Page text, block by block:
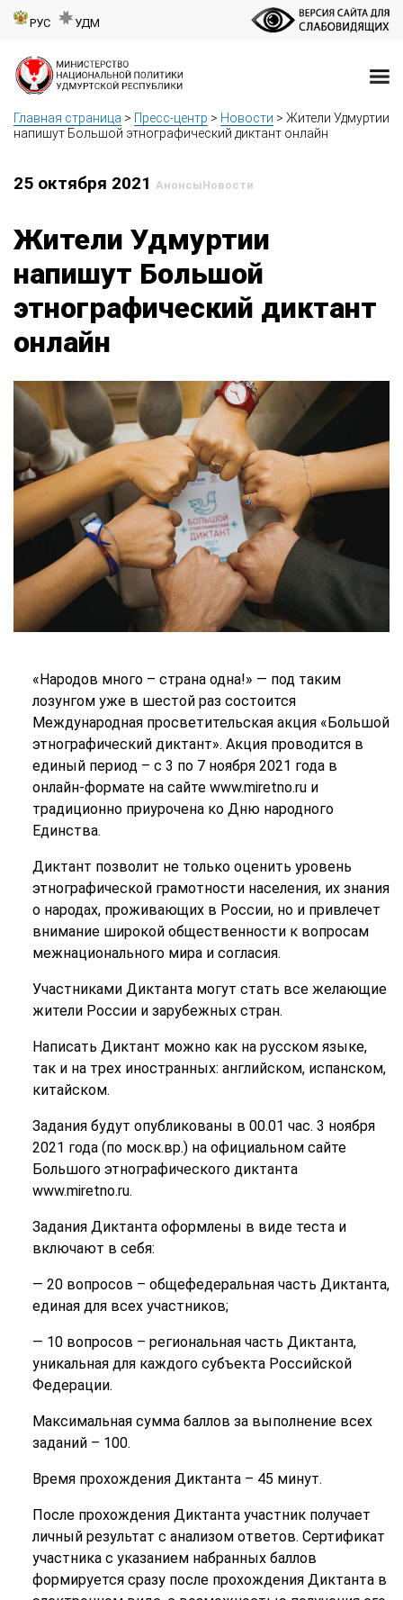
РУС УДМ
Главная страница > Пресс-центр > Новости > Жители Удмуртии
напишут Большой этнографический диктант онлайн
25 октября 2021 АнонсыНовости
Жители Удмуртии
напишут Большой
этнографический диктант
онлайн
«Народов много – страна одна!» — под таким
лозунгом уже в шестой раз состоится
Международная просветительская акция «Большой
этнографический диктант». Акция проводится в
единый период – с 3 по 7 ноября 2021 года в
онлайн-формате на сайте www.miretno.ru и
традиционно приурочена ко Дню народного
Единства.
Диктант позволит не только оценить уровень
этнографической грамотности населения, их знания
о народах, проживающих в России, но и привлечет
внимание широкой общественности к вопросам
межнационального мира и согласия.
Участниками Диктанта могут стать все желающие
жители России и зарубежных стран.
Написать Диктант можно как на русском языке,
так и на трех иностранных: английском, испанском,
китайском.
Задания будут опубликованы в 00.01 час. 3 ноября
2021 года (по моск.вр.) на официальном сайте
Большого этнографического диктанта
www.miretno.ru.
Задания Диктанта оформлены в виде теста и
включают в себя:
— 20 вопросов – общефедеральная часть Диктанта,
единая для всех участников;
— 10 вопросов – региональная часть Диктанта,
уникальная для каждого субъекта Российской
Федерации.
Максимальная сумма баллов за выполнение всех
заданий – 100.
Время прохождения Диктанта – 45 минут.
После прохождения Диктанта участник получает
личный результат с анализом ответов. Сертификат
участника с указанием набранных баллов
формируется сразу после прохождения Диктанта в